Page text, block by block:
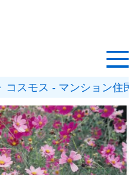
覧
改修ナビ
事例
ス会社
コスモス - マンション住